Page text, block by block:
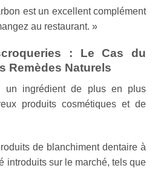
est un excellent complément
au restaurant. »
: Le Cas du
Remèdes Naturels
un ingrédient de plus en plus
produits cosmétiques et de
de blanchiment dentaire à
introduits sur le marché, tels que